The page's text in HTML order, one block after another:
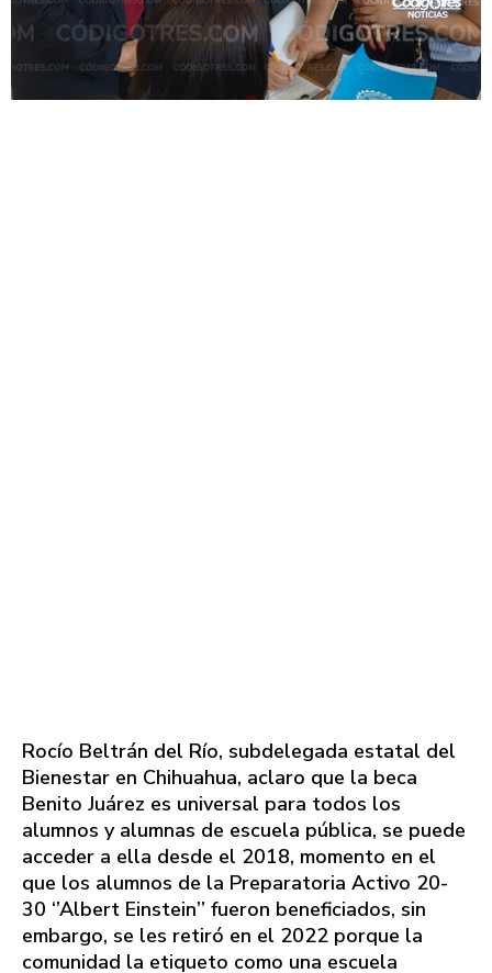
Rocío Beltrán del Río, subdelegada estatal del
Bienestar en Chihuahua, aclaro que la beca
Benito Juárez es universal para todos los
alumnos y alumnas de escuela pública, se puede
acceder a ella desde el 2018, momento en el
que los alumnos de la Preparatoria Activo 20-
30 ‘’Albert Einstein’’ fueron beneficiados, sin
embargo, se les retiró en el 2022 porque la
comunidad la etiqueto como una escuela